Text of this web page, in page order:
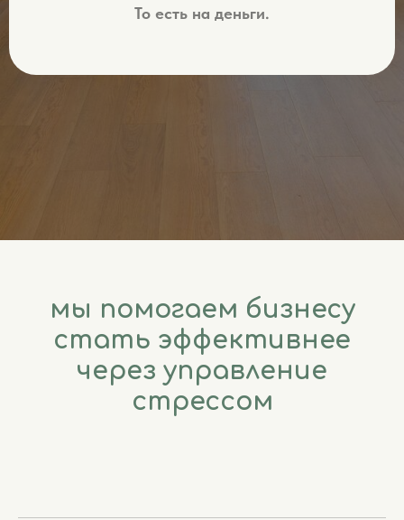
То есть на деньги.
мы помогаем бизнесу
стать эффективнее
через управление
стрессом